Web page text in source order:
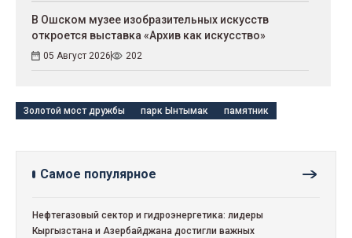
В Ошском музее изобразительных искусств
откроется выставка «Архив как искусство»
05 Август 2026 202
Золотой мост дружбы парк Ынтымак памятник
Самое популярное
Нефтегазовый сектор и гидроэнергетика: лидеры
Кыргызстана и Азербайджана достигли важных